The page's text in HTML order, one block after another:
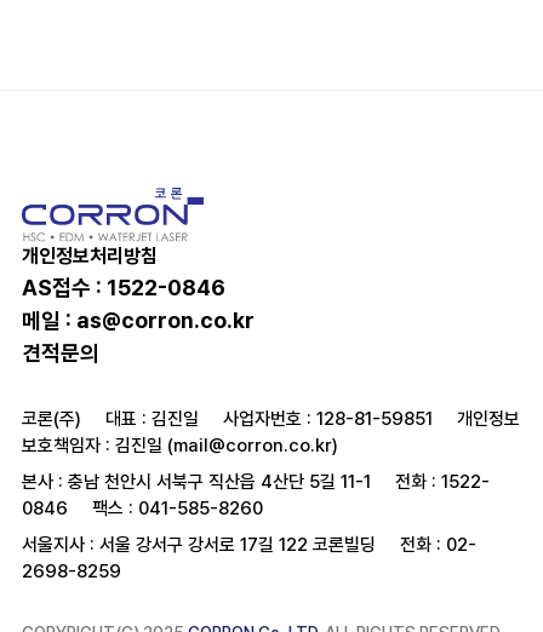
개인정보처리방침
AS접수 : 1522-0846
메일 : as@corron.co.kr
견적문의
코론(주) 대표 : 김진일 사업자번호 : 128-81-59851
개인정보
보호책임자 : 김진일 (mail@corron.co.kr)
본사 : 충남 천안시 서북구 직산읍 4산단 5길 11-1
전화 : 1522-
0846
팩스 : 041-585-8260
서울지사 : 서울 강서구 강서로 17길 122 코론빌딩
전화 : 02-
2698-8259